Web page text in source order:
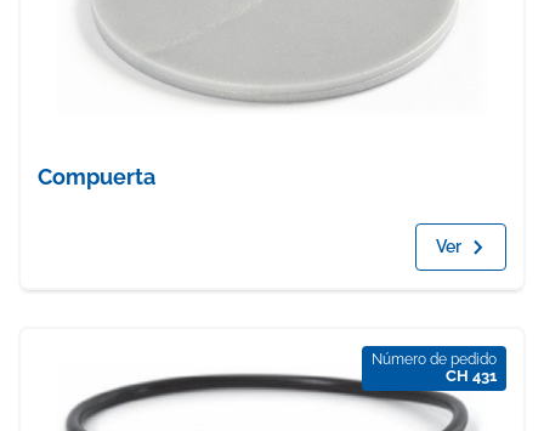
Compuerta
Ver
Número de pedido
CH 431